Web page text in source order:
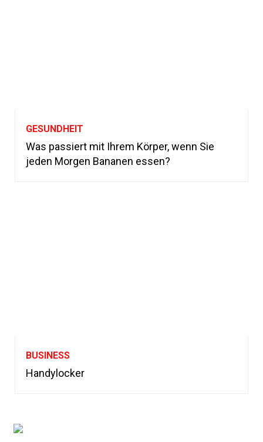
GESUNDHEIT
Was passiert mit Ihrem Körper, wenn Sie
jeden Morgen Bananen essen?
BUSINESS
Handylocker